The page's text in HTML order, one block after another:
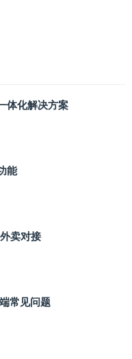
体化解决方案
能
卖对接
常见问题